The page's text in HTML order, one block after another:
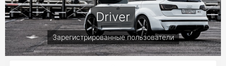
Driver
Зарегистрированные пользователи